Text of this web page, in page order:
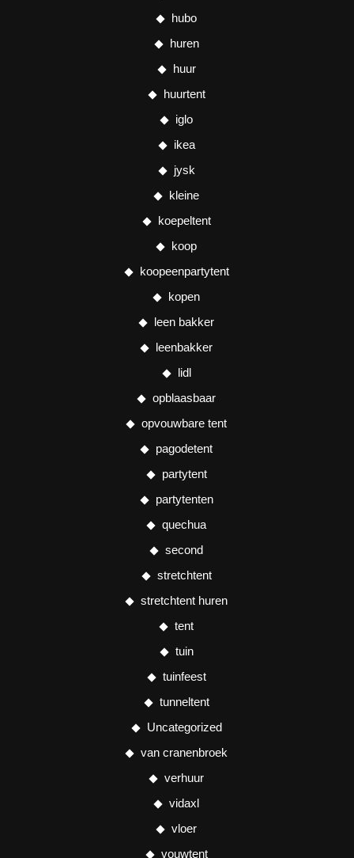
hubo
huren
huur
huurtent
iglo
ikea
jysk
kleine
koepeltent
koop
koopeenpartytent
kopen
leen bakker
leenbakker
lidl
opblaasbaar
opvouwbare tent
pagodetent
partytent
partytenten
quechua
second
stretchtent
stretchtent huren
tent
tuin
tuinfeest
tunneltent
Uncategorized
van cranenbroek
verhuur
vidaxl
vloer
vouwtent